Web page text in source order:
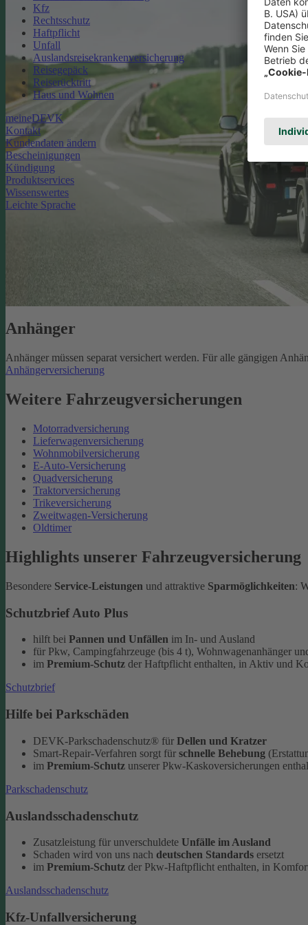
Kfz
Rechtsschutz
Haftpflicht
Unfall
Auslandsreisekrankenversicherung
Reisegepäck
Reiserücktritt
Haus und Wohnen
meineDEVK
Kontakt
Kundendaten ändern
Bescheinigungen
Kündigung
Produktservices
Wissenswertes
Leichte Sprache
Anhänger
Anhänger müssen separat versichert werden. Für alle gängigen
Anhängerversicherung
Weitere Fahrzeugversicherungen
Motorradversicherung
Lieferwagenversicherung
Wohnmobilversicherung
E-Auto-Versicherung
Quadversicherung
Traktorversicherung
Trikeversicherung
Zweitwagen-Versicherung
Oldtimer
Highlights unserer Fahrzeugversicherung
Besondere Service-Leistungen und attraktive Sparmöglichkeiten:
Schutzbrief Auto Plus
hilft bei Pannen und Unfällen im In- und Ausland
für Pkw, Campingfahrzeuge (bis 4 t), Wohnwagenanhänger
im Premium-Schutz der Haftpflicht enthalten, in Aktiv und
Schutzbrief
Hilfe bei Parkschäden
DEVK-Parkschadenschutz® für Dellen und Kratzer
Smart-Repair-Verfahren sorgt für schnelle Behebung
im Premium-Schutz unserer Pkw-Kaskoversicherungen
Parkschadenschutz
Auslandsschadenschutz
Zusatzleistung für unverschuldete Unfälle im Ausland
Schaden wird von uns nach deutschen Standards ersetzt
im Premium-Schutz der Pkw-Haftpflicht enthalten, in
Auslandsschadenschutz
Kfz-Unfallversicherung